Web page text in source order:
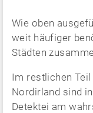
Wie oben
weit häufiger
Städten
Im restlichen
Nordirland sind
Detektei am